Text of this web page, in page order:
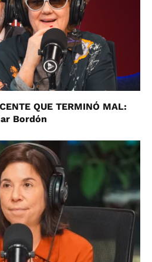
QUE TERMINÓ MAL:
Bordón